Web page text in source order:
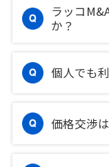
ラッコ
か？
個人でも
価格交渉